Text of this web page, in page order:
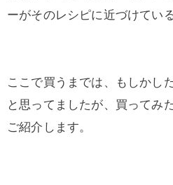
ーがそのレシピに近づけてい
ここで買うまでは、もしかし
と思ってましたが、買ってみ
ご紹介します。